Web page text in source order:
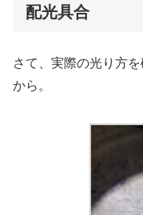
配光具合
さて、実際の光り方
から。